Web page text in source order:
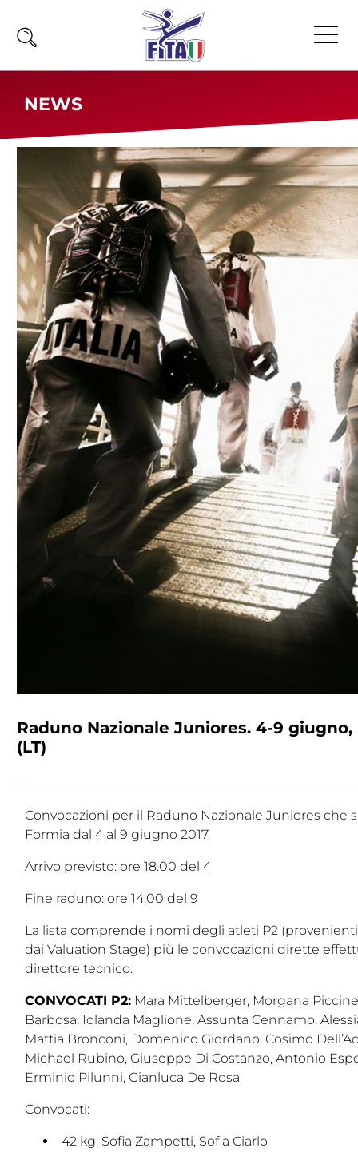
News
Olimpiadi
Atleti
Atleti Combattimento
Atleti Poomsae e Freestyle
Atleti Parataekwondo
Competizioni
Tesseramento
Licenze WT
Formazione
Amministrazione
Salute
Rivista Olympic Dream
Links
Cerca
Federazione Trasparente
Fita HUB
NEWS
Raduno Nazionale Juniores. 4-9 giugno,
(LT)
Convocazioni per il Raduno Nazionale Juniores che
Formia dal 4 al 9 giugno 2017.
Arrivo previsto: ore 18.00 del 4
Fine raduno: ore 14.00 del 9
La lista comprende i nomi degli atleti P2
dai Valuation Stage) più le convocazioni dirette
direttore tecnico.
CONVOCATI P2:Mara Mittelberger, Morgana
Barbosa, Iolanda Maglione, Assunta Cennamo,
Mattia Bronconi, Domenico Giordano, Cosimo
Michael Rubino, Giuseppe Di Costanzo, Antonio
Erminio Pilunni, Gianluca De Rosa
Convocati:
-42 kg: Sofia Zampetti, Sofia Ciarlo